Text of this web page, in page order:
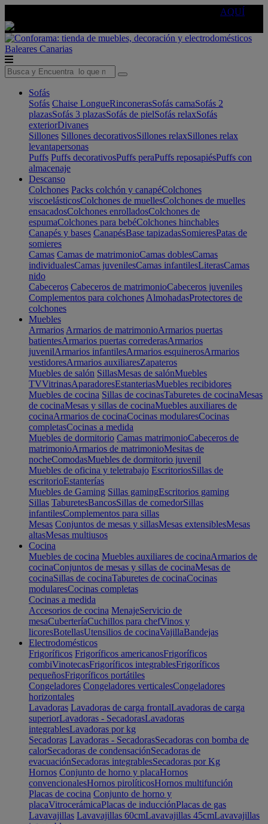
AQUÍ
Baleares Canarias
Sofás
Sofás Chaise LongueRinconerasSofás camaSofás 2
plazasSofás 3 plazasSofás de pielSofás relaxSofás
exteriorDivanes
Sillones Sillones decorativosSillones relaxSillones relax
levantapersonas
Puffs Puffs decorativosPuffs peraPuffs reposapiésPuffs con
almacenaje
Descanso
Colchones Packs colchón y canapéColchones
viscoelásticosColchones de muellesColchones de muelles
ensacadosColchones enrolladosColchones de
espumaColchones para bebéColchones hinchables
Canapés y bases CanapésBase tapizadasSomieresPatas de
somieres
Camas Camas de matrimonioCamas doblesCamas
individualesCamas juvenilesCamas infantilesLiterasCamas
nido
Cabeceros Cabeceros de matrimonioCabeceros juveniles
Complementos para colchones AlmohadasProtectores de
colchones
Muebles
Armarios Armarios de matrimonioArmarios puertas
batientesArmarios puertas correderasArmarios
juvenilArmarios infantilesArmarios esquinerosArmarios
vestidoresArmarios auxiliaresZapateros
Muebles de salón SillasMesas de salónMuebles
TVVitrinasAparadoresEstanteriasMuebles recibidores
Muebles de cocina Sillas de cocinasTaburetes de cocinaMesas
de cocinaMesas y sillas de cocinaMuebles auxiliares de
cocinaArmarios de cocinaCocinas modularesCocinas
completasCocinas a medida
Muebles de dormitorio Camas matrimonioCabeceros de
matrimonioArmarios de matrimonioMesitas de
nocheComodasMuebles de dormitorio juvenil
Muebles de oficina y teletrabajo EscritoriosSillas de
escritorioEstanterías
Muebles de Gaming Sillas gamingEscritorios gaming
Sillas TaburetesBancosSillas de comedorSillas
infantilesComplementos para sillas
Mesas Conjuntos de mesas y sillasMesas extensiblesMesas
altasMesas multiusos
Cocina
Muebles de cocina Muebles auxiliares de cocinaArmarios de
cocinaConjuntos de mesas y sillas de cocinaMesas de
cocinaSillas de cocinaTaburetes de cocinaCocinas
modularesCocinas completas
Cocinas a medida
Accesorios de cocina MenajeServicio de
mesaCuberteríaCuchillos para chefVinos y
licoresBotellasUtensilios de cocinaVajillaBandejas
Electrodomésticos
Frigoríficos Frigoríficos americanosFrigoríficos
combiVinotecasFrigoríficos integrablesFrigoríficos
pequeñosFrigoríficos portátiles
Congeladores Congeladores verticalesCongeladores
horizontales
Lavadoras Lavadoras de carga frontalLavadoras de carga
superiorLavadoras - SecadorasLavadoras
integrablesLavadoras por kg
Secadoras Lavadoras - SecadorasSecadoras con bomba de
calorSecadoras de condensaciónSecadoras de
evacuaciónSecadoras integrablesSecadoras por Kg
Hornos Conjunto de horno y placaHornos
convencionalesHornos pirolíticosHornos multifunción
Placas de cocina Conjunto de horno y
placaVitrocerámicaPlacas de inducciónPlacas de gas
Lavavajillas Lavavajillas 60cmLavavajillas 45cmLavavajillas